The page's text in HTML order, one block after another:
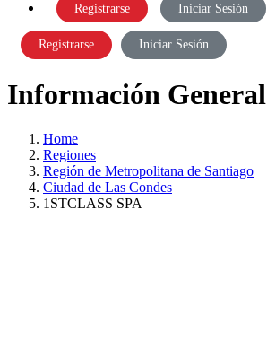
Registrarse Iniciar Sesión
Registrarse Iniciar Sesión
Información General
Home
Regiones
Región de Metropolitana de Santiago
Ciudad de Las Condes
1STCLASS SPA